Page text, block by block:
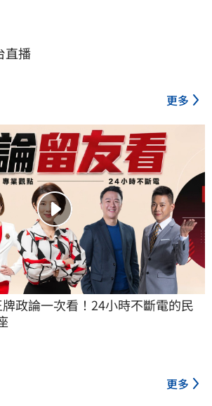
直播
更多
政論一次看！24小時不斷電的民
更多